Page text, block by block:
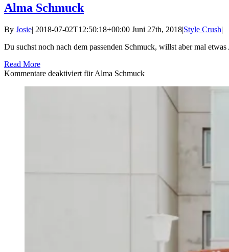
Alma Schmuck
By Josie| 2018-07-02T12:50:18+00:00 Juni 27th, 2018|Style Crush|
Du suchst noch nach dem passenden Schmuck, willst aber mal
Read More
Kommentare deaktiviert für Alma Schmuck